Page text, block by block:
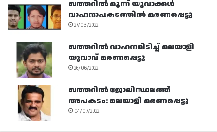
ഖത്തറിൽ മൂന്ന് യുവാക്കൾ
വാഹനാപകടത്തിൽ മരണപ്പെട്ടു
27/03/2022
ഖത്തറിൽ വാഹനമിടിച്ച് മലയാളി
യുവാവ് മരണപ്പെട്ടു
26/06/2022
ഖത്തറിൽ ജോലിസ്ഥലത്ത്
അപകടം: മലയാളി മരണപ്പെട്ടു
04/07/2022